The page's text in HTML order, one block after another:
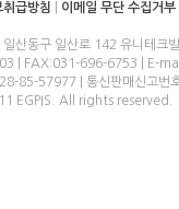
급방침 이메일 무단 수집거부
일산동구 일산로 142 유니테크
| FAX:031-696-6753 | E-
85-57977 | 통신판매신고번
EGPIS. All rights reserved.